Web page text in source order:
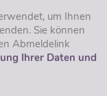
um Ihnen
Sie können
Abmeldelink
Ihrer Daten und